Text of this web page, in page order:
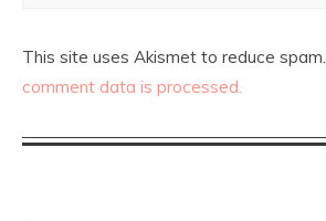
This site uses Akismet to reduce spam.
comment data is processed.